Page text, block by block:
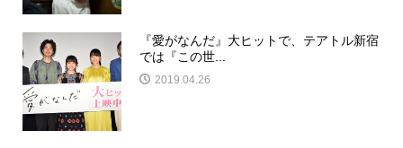
『愛がなんだ』大ヒットで、テアトル新宿
では『この世...
2019.04.26